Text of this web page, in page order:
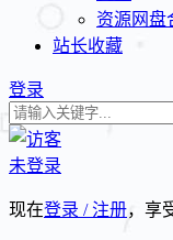
资源网盘
站长收藏
登录
未登录
现在登录 / 注册，享